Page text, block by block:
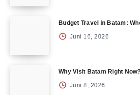
Budget Travel in Batam:
Juni 16, 2026
Why Visit Batam Right Now?
Juni 8, 2026